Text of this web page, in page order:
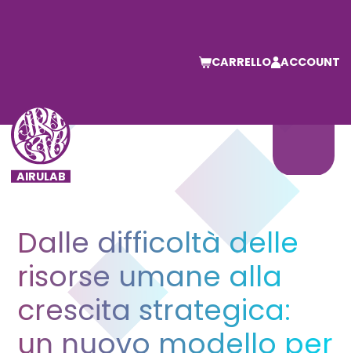
CARRELLO ACCOUNT
Dalle difficoltà delle
risorse umane alla
crescita strategica:
un nuovo modello per